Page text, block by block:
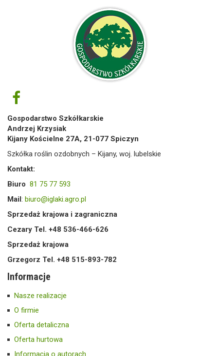
Gospodarstwo Szkółkarskie
Andrzej Krzysiak
Kijany Kościelne 27A, 21-077 Spiczyn
Szkółka roślin ozdobnych – Kijany, woj. lubelskie
Kontakt:
Biuro 81 75 77 593
Mail : biuro@iglaki.agro.pl
Sprzedaż krajowa i zagraniczna
Cezary Tel. +48 536-466-626
Sprzedaż krajowa
Grzegorz Tel. +48 515-893-782
Informacje
Nasze realizacje
O firmie
Oferta detaliczna
Oferta hurtowa
Informacja o autorach